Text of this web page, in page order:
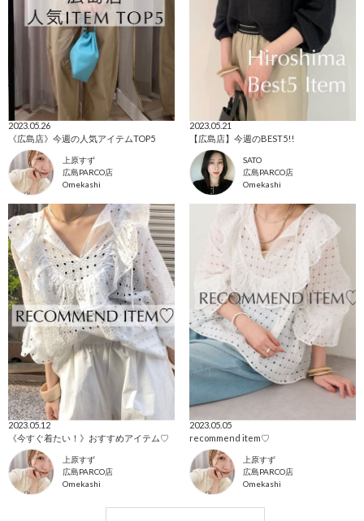
2023.05.26
《広島店》今週の人気アイテムTOP5
上原すず
広島PARCO店
Omekashi
2023.05.21
【広島店】今週のBEST5!!
SATO
広島PARCO店
Omekashi
2023.05.12
《今すぐ着たい！》おすすめアイテム♡
上原すず
広島PARCO店
Omekashi
2023.05.05
recommend item♡
上原すず
広島PARCO店
Omekashi